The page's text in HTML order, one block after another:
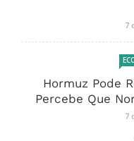
7
Hormuz Pode
Percebe Que
7